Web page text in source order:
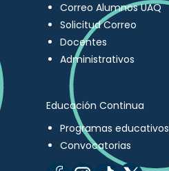
Correo Alumnos UAQ
Solicitud Correo
Docentes
Administrativos
Educación Continua
Programas educativos
Convocatorias